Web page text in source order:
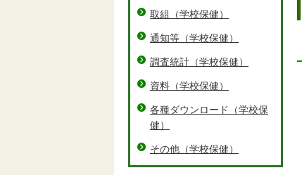
取組（学校保健）
通知等（学校保健）
調査統計（学校保健）
資料（学校保健）
各種ダウンロード（学校保
健）
その他（学校保健）